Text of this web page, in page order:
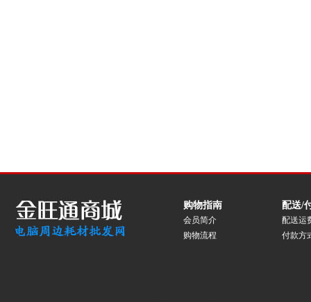
购物指南
会员简介
购物流程
配送/
配送运
付款方